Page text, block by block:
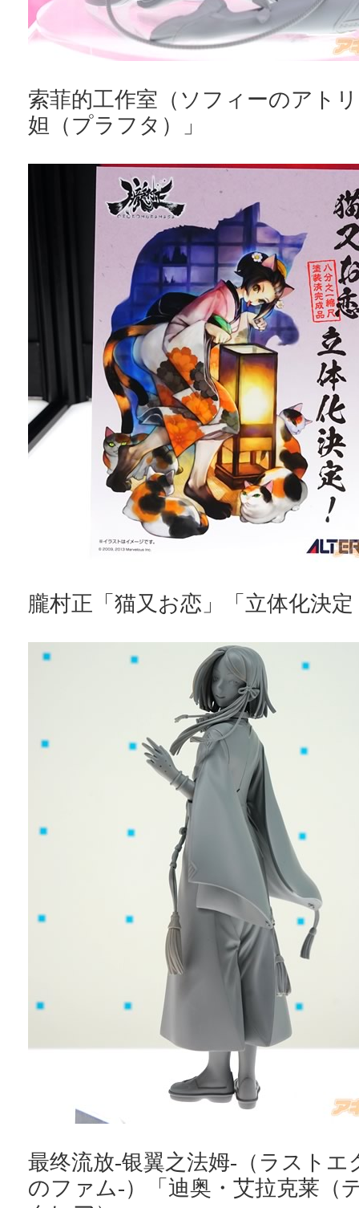
索菲的工作室（ソフィーのアト
妲（プラフタ）」
朧村正「猫又お恋」「立体化決定
最终流放-银翼之法姆-（ラストエ
のファム-）「迪奥・艾拉克莱（